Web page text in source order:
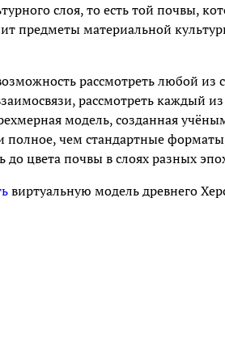
слоя, то есть той почвы,
предметы материальной
рассмотреть любой из
рассмотреть каждый
модель, созданная
полное, чем стандартные
цвета почвы в слоях разных
виртуальную модель древнего